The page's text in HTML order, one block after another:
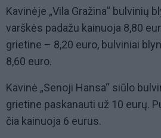
Kavinėje „Vila Gražina“ bulvinių
varškės padažu kainuoja 8,80
grietine – 8,20 euro, bulviniai
8,60 euro.
Kavinė „Senoji Hansa“ siūlo
grietine paskanauti už 10 eurų.
čia kainuoja 6 eurus.